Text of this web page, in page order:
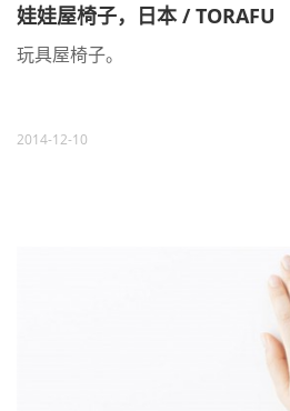
娃娃屋椅子，日本 / TORAFU
玩具屋椅子。
2014-12-10